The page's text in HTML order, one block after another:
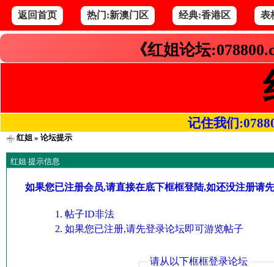
返回首页 热门:新澳门区 经典:香港区 表
《红姐论坛
记住我们
红姐» 论坛提示
红姐 提示信息
如果您已注册会员,请直接在底下框框登陆,如还没注册请
帖子ID非法
如果您已注册,请先登录论坛即可游览帖子
请从以下框框登录论坛